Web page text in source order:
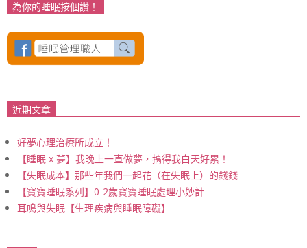
為你的睡眠按個讚！
近期文章
好夢心理治療所成立！
【睡眠 x 夢】我晚上一直做夢，搞得我白天好累！
【失眠成本】那些年我們一起花（在失眠上）的錢錢
【寶寶睡眠系列】0-2歲寶寶睡眠處理小妙計
耳鳴與失眠【生理疾病與睡眠障礙】